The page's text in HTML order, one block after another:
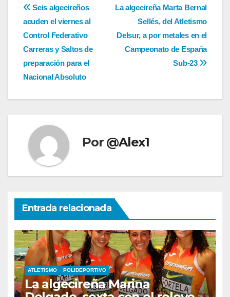
Navegación
de
entradas
La algecireña Marta Bernal
Sellés, del Atletismo
Delsur, a por metales en el
Campeonato de España
Sub-23
Seis algecireños
acuden el viernes al
Control Federativo
Carreras y Saltos de
preparación para el
Nacional Absoluto
Por @Alex1
Entrada relacionada
ATLETISMO POLIDEPORTIVO
La algecireña Marina